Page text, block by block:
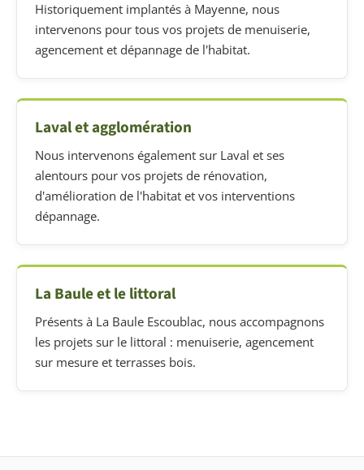
Historiquement implantés à Mayenne, nous
intervenons pour tous vos projets de menuiserie,
agencement et dépannage de l'habitat.
Laval et agglomération
Nous intervenons également sur Laval et ses
alentours pour vos projets de rénovation,
d'amélioration de l'habitat et vos interventions
dépannage.
La Baule et le littoral
Présents à La Baule Escoublac, nous accompagnons
les projets sur le littoral : menuiserie, agencement
sur mesure et terrasses bois.